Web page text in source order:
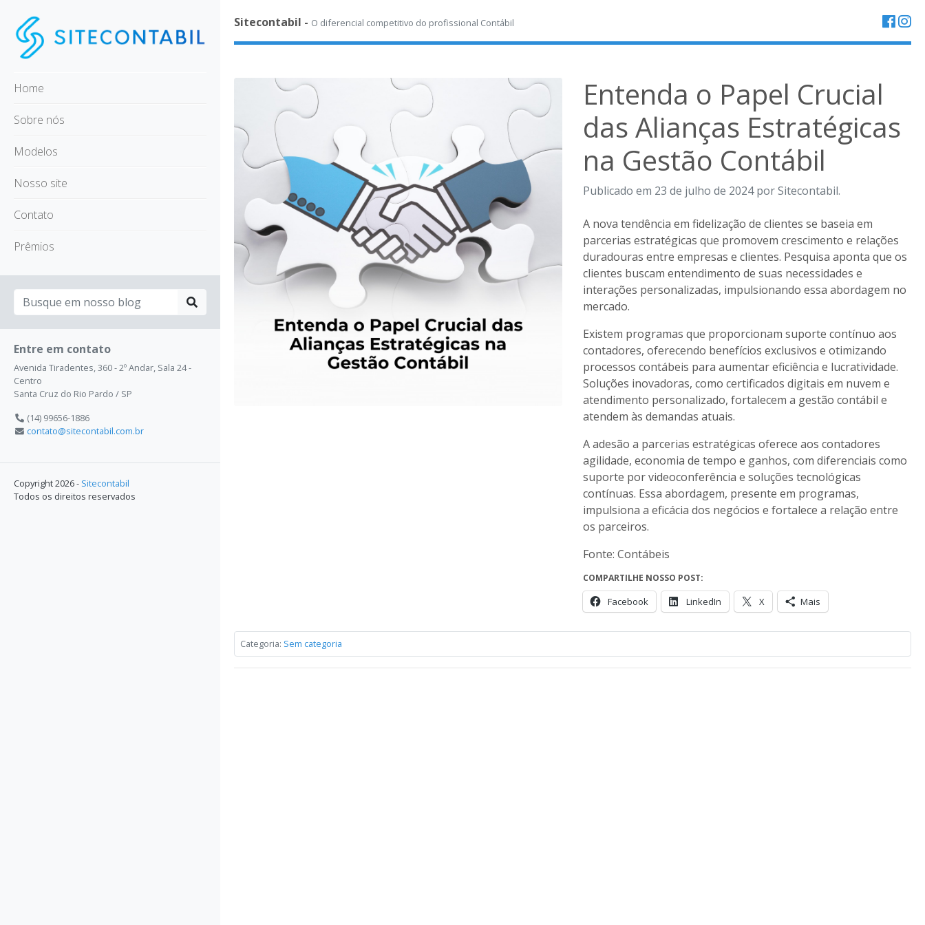
Home
Sobre nós
Modelos
Nosso site
Contato
Prêmios
Entre em contato
Avenida Tiradentes, 360 - 2º Andar, Sala 24 -
Centro
Santa Cruz do Rio Pardo / SP
(14) 99656-1886
contato@sitecontabil.com.br
Copyright 2026 - Sitecontabil
Todos os direitos reservados
Sitecontabil - O diferencial competitivo do profissional Contábil
Entenda o Papel Crucial
das Alianças Estratégicas
na Gestão Contábil
Publicado em 23 de julho de 2024 por Sitecontabil.
A nova tendência em fidelização de clientes se baseia em
parcerias estratégicas que promovem crescimento e relações
duradouras entre empresas e clientes. Pesquisa aponta que os
clientes buscam entendimento de suas necessidades e
interações personalizadas, impulsionando essa abordagem no
mercado.
Existem programas que proporcionam suporte contínuo aos
contadores, oferecendo benefícios exclusivos e otimizando
processos contábeis para aumentar eficiência e lucratividade.
Soluções inovadoras, como certificados digitais em nuvem e
atendimento personalizado, fortalecem a gestão contábil e
atendem às demandas atuais.
A adesão a parcerias estratégicas oferece aos contadores
agilidade, economia de tempo e ganhos, com diferenciais como
suporte por videoconferência e soluções tecnológicas
contínuas. Essa abordagem, presente em programas,
impulsiona a eficácia dos negócios e fortalece a relação entre
os parceiros.
Fonte: Contábeis
COMPARTILHE NOSSO POST:
Facebook LinkedIn X Mais
Categoria: Sem categoria